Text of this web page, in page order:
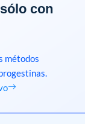
con
métodos